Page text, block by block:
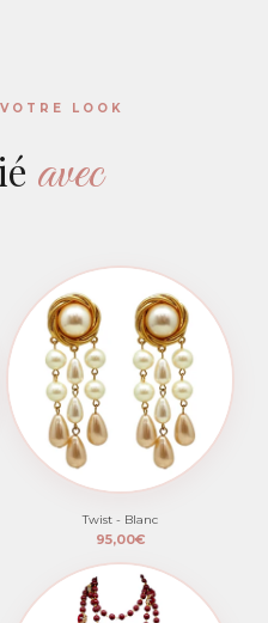
LOOK
avec
Twist - Blanc
95,00€